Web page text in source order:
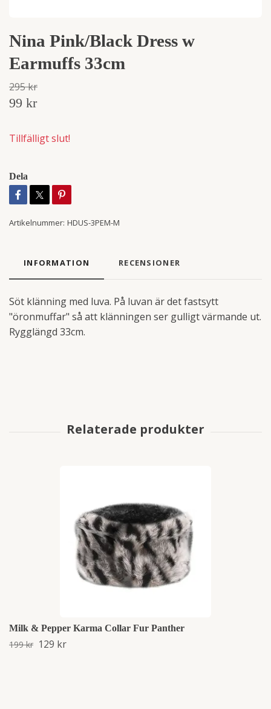
Nina Pink/Black Dress w
Earmuffs 33cm
295 kr
99 kr
Tillfälligt slut!
Dela
Artikelnummer: HDUS-3PEM-M
INFORMATION RECENSIONER
Söt klänning med luva. På luvan är det fastsytt
"öronmuffar" så att klänningen ser gulligt värmande ut.
Rygglängd 33cm.
Milk & Pepper Karma Collar Fur Panther
199 kr 129 kr